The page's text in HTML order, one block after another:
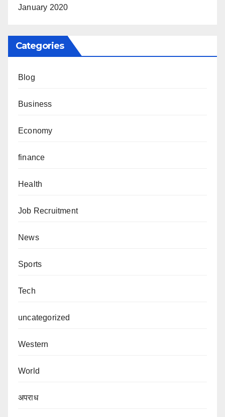
January 2020
Categories
Blog
Business
Economy
finance
Health
Job Recruitment
News
Sports
Tech
uncategorized
Western
World
अपराध